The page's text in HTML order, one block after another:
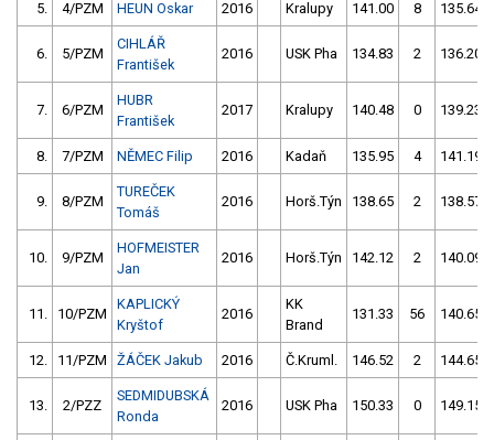
5. 4/PZM HEUN Oskar 2016 Kralupy 141.00 8 135.64
6. 5/PZM
CIHLÁŘ
František
2016 USK Pha 134.83 2 136.20
7. 6/PZM
HUBR
František
2017 Kralupy 140.48 0 139.23
8. 7/PZM NĚMEC Filip 2016 Kadaň 135.95 4 141.19
9. 8/PZM
TUREČEK
Tomáš
2016 Horš.Týn 138.65 2 138.57
10. 9/PZM
HOFMEISTER
Jan
2016 Horš.Týn 142.12 2 140.09
11. 10/PZM
KAPLICKÝ
Kryštof
2016
KK
Brand
131.33 56 140.65
12. 11/PZM ŽÁČEK Jakub 2016 Č.Kruml. 146.52 2 144.65
13. 2/PZZ
SEDMIDUBSKÁ
Ronda
2016 USK Pha 150.33 0 149.15